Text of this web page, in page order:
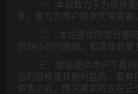
一、本站致力于为软件
享，着力为用户提供优资资源。
二、 本站提供的部分源
的24小时内删除。如需体验更
三、我站提供用户下载
您的版权或其他利益的，若有
审查之后，情况属实的会在三